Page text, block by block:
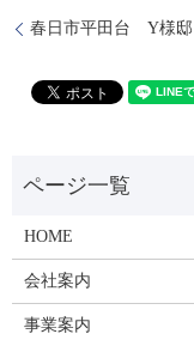
春日市平田台 Y様邸
HOME
会社案内
事業案内